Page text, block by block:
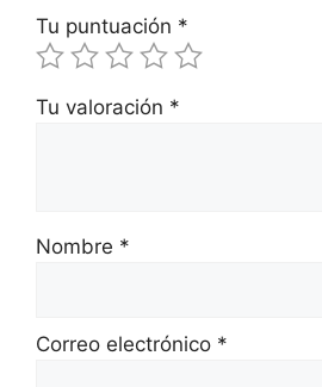
Tu puntuación *
Tu valoración *
Nombre *
Correo electrónico *